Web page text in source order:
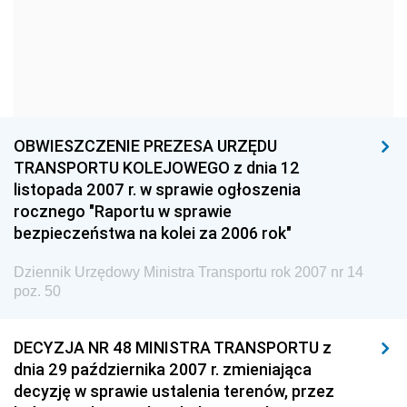
Dziennik Urzędowy Ministra Gospodarki
Dziennik Urzędowy Urzędu Ochrony Konkurencji i
Konsumentów
Dziennik Urzędowy Ministra Pracy i Polityki
Społecznej
Dziennik Urzędowy Ministra Spraw Zagranicznych
Dziennik Urzędowy Komisji Nadzoru Finansowego
Dziennik Urzędowy Ministerstwa Hutnictwa i
OBWIESZCZENIE PREZESA URZĘDU
TRANSPORTU KOLEJOWEGO z dnia 12
listopada 2007 r. w sprawie ogłoszenia
rocznego "Raportu w sprawie
bezpieczeństwa na kolei za 2006 rok"
Dziennik Urzędowy Ministra Transportu rok 2007 nr 14
poz. 50
DECYZJA NR 48 MINISTRA TRANSPORTU z
dnia 29 października 2007 r. zmieniająca
decyzję w sprawie ustalenia terenów, przez